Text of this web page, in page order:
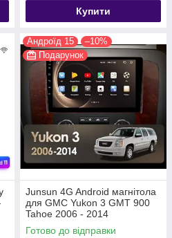
Купити
Андроїд 15
–10%
Подарунок
Junsun 4G Android магнітола
для GMC Yukon 3 GMT 900
Tahoe 2006 - 2014
Готово до відправки